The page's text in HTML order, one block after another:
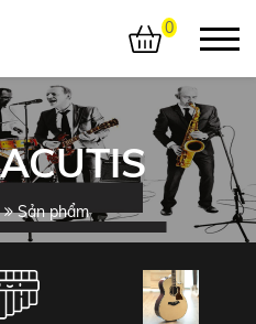
0
Sản phẩm